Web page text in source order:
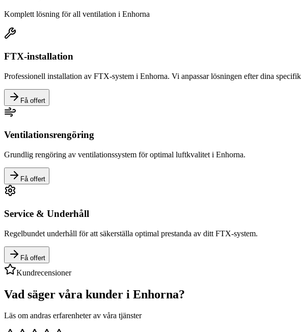
Komplett lösning för all ventilation i Enhorna
FTX-installation
Professionell installation av FTX-system i Enhorna. Vi anpassar lösningen efter dina
Få offert
Ventilationsrengöring
Grundlig rengöring av ventilationssystem för optimal luftkvalitet i Enhorna.
Få offert
Service & Underhåll
Regelbundet underhåll för att säkerställa optimal prestanda av ditt FTX-system.
Få offert
Kundrecensioner
Vad säger våra kunder i Enhorna?
Läs om andras erfarenheter av våra tjänster